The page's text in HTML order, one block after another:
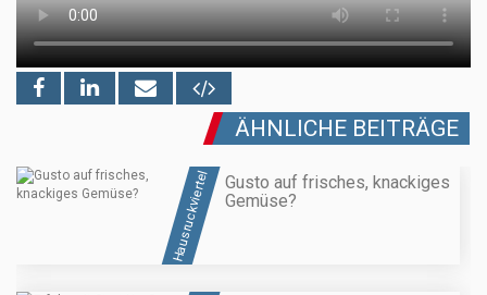
ÄHNLICHE BEITRÄGE
Hausruckviertel
Gusto auf frisches, knackiges
Gemüse?